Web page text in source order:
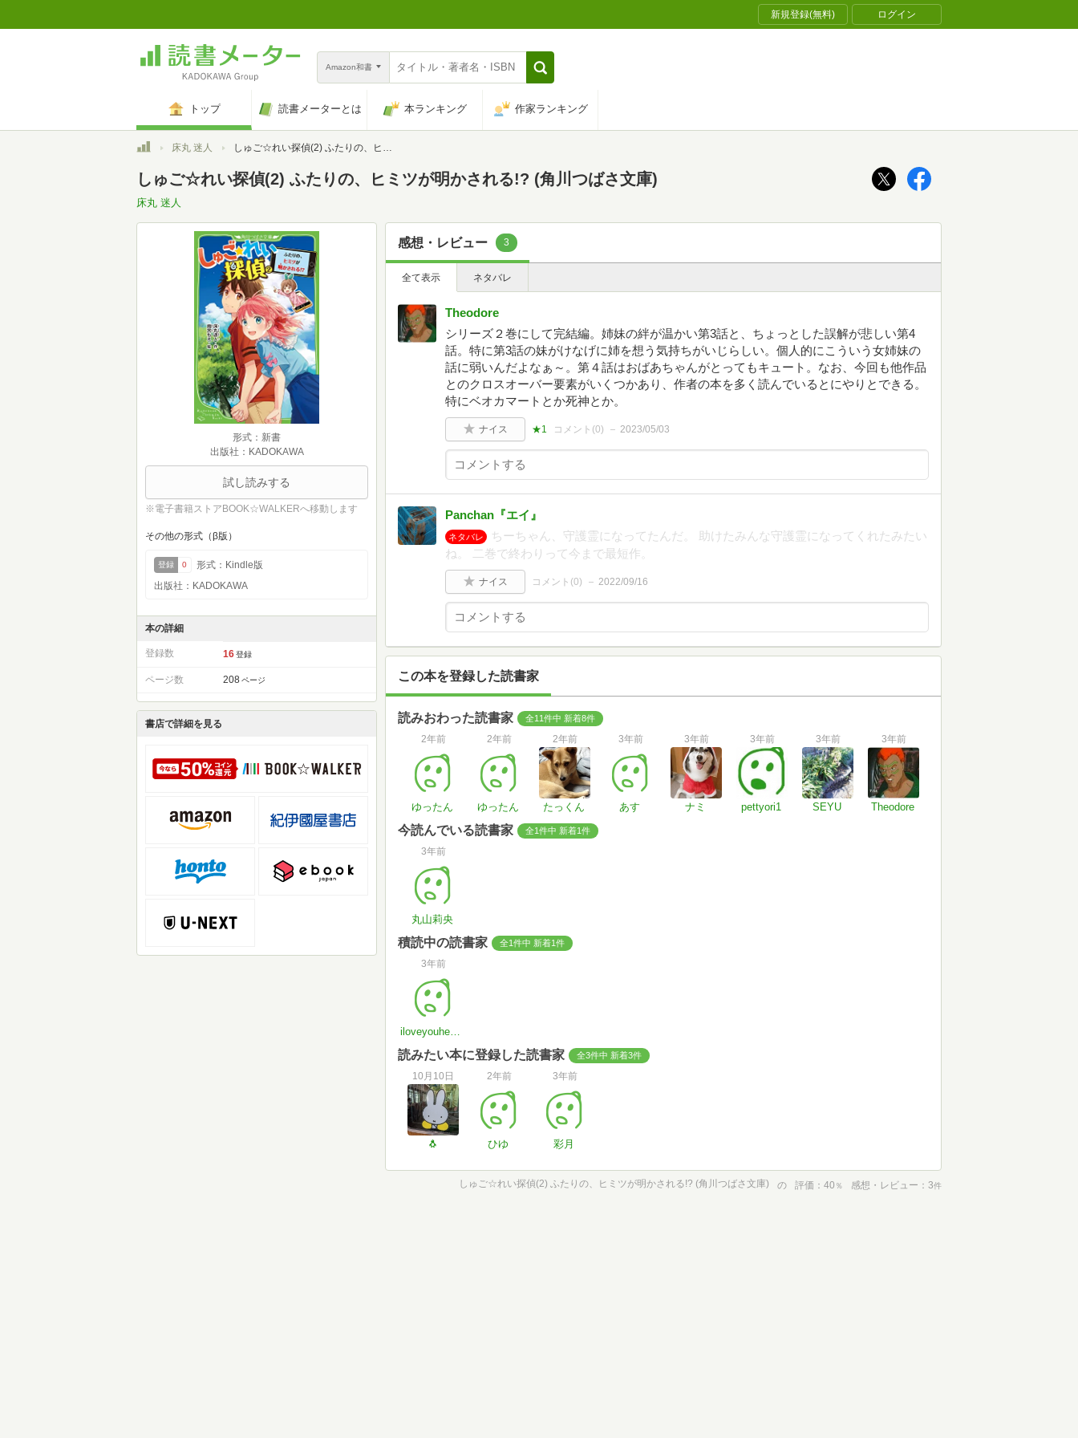
新規登録(無料) ログイン
Amazon和書
トップ 読書メーターとは 本ランキング 作家ランキング
トップ床丸 迷人 しゅご☆れい探偵(2) ふたりの、ヒミツが明かされる!? (角川つばさ文庫)
しゅご☆れい探偵(2) ふたりの、ヒミツが明かされる!? (角川つばさ文庫)
床丸 迷人
形式：新書
出版社：KADOKAWA
試し読みする
※電子書籍ストアBOOK☆WALKERへ移動します
その他の形式（β版）
登録 0
形式：Kindle版
出版社：KADOKAWA
本の詳細
登録数 16 登録
ページ数 208 ページ
書店で詳細を見る
感想・レビュー 3
全て表示 ネタバレ
Theodore
シリーズ２巻にして完結編。姉妹の絆が温かい第3話と、ちょっとした誤解が悲しい第4
話。特に第3話の妹がけなげに姉を想う気持ちがいじらしい。個人的にこういう女姉妹の
話に弱いんだよなぁ～。第４話はおばあちゃんがとってもキュート。なお、今回も他作品
とのクロスオーバー要素がいくつかあり、作者の本を多く読んでいるとにやりとできる。
特にベオカマートとか死神とか。
ナイス ★1 コメント(0) 2023/05/03
Panchan『エイ』
ネタバレ
ちーちゃん、守護霊になってたんだ。 助けたみんな守護霊になってくれたみたい
ね。 二巻で終わりって今まで最短作。
ナイス コメント(0) 2022/09/16
この本を登録した読書家
読みおわった読書家 全11件中 新着8件
2年前
ゆったん
2年前
ゆったん
2年前
たっくん
3年前
あす
3年前
ナミ
3年前
pettyori1
3年前
SEYU
3年前
Theodore
今読んでいる読書家 全1件中 新着1件
3年前
丸山莉央
積読中の読書家 全1件中 新着1件
3年前
iloveyouheart35
読みたい本に登録した読書家 全3件中 新着3件
10月10日
🐧
2年前
ひゆ
3年前
彩月
しゅご☆れい探偵(2) ふたりの、ヒミツが明かされる!? (角川つばさ文庫) の 評価 40 ％ 感想・レビュー 3件